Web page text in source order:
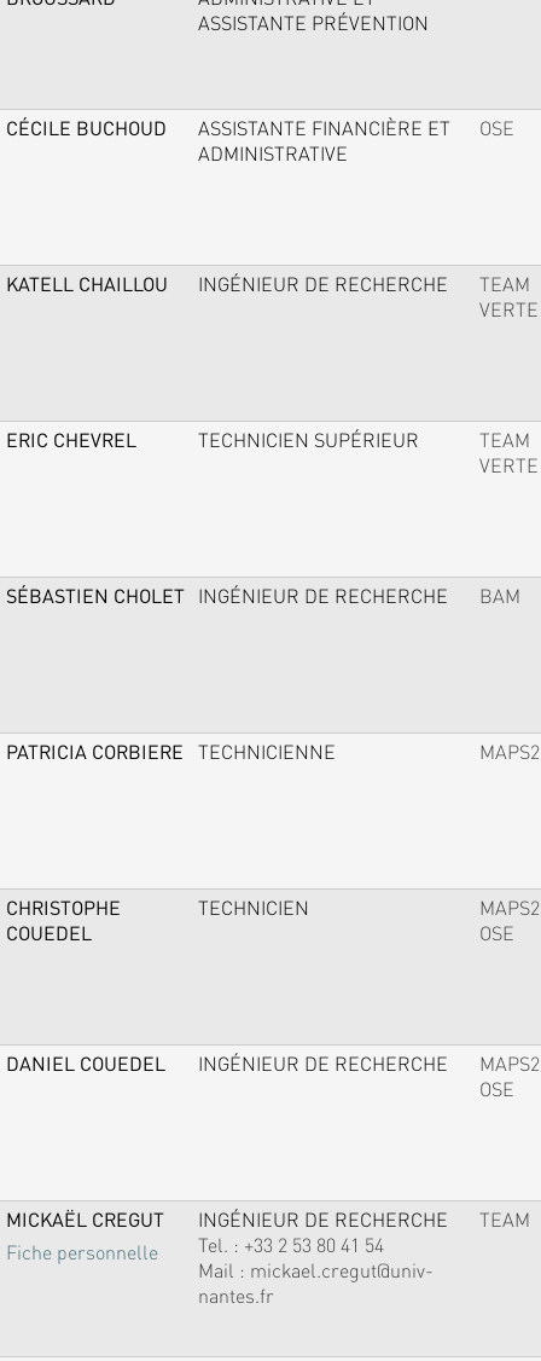
ASSISTANTE PRÉVENTION
CÉCILE BUCHOUD
ASSISTANTE FINANCIÈRE ET
ADMINISTRATIVE
OSE
KATELL CHAILLOU INGÉNIEUR DE RECHERCHE
TEAM
VERTE
ERIC CHEVREL TECHNICIEN SUPÉRIEUR
TEAM
VERTE
SÉBASTIEN CHOLET INGÉNIEUR DE RECHERCHE BAM
PATRICIA CORBIERE TECHNICIENNE MAPS2
CHRISTOPHE
COUEDEL
TECHNICIEN
MAPS2
OSE
DANIEL COUEDEL INGÉNIEUR DE RECHERCHE
MAPS2
OSE
MICKAËL CREGUT
Fiche personnelle
INGÉNIEUR DE RECHERCHE
Tel. : +33 2 53 80 41 54
Mail : mickael.cregut@univ-
nantes.fr
TEAM